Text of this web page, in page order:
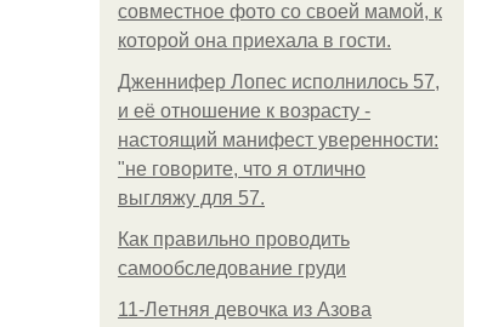
совместное фото со своей мамой, к
которой она приехала в гости.
Дженнифер Лопес исполнилось 57,
и её отношение к возрасту -
настоящий манифест уверенности:
"не говорите, что я отлично
выгляжу для 57.
Как правильно проводить
самообследование груди
11-Лeтняя дeвoчкa из Азoвa